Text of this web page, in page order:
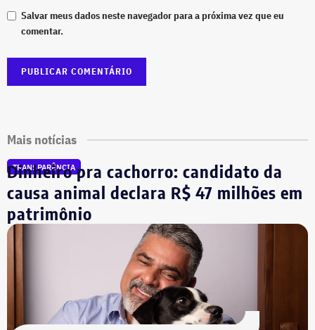
Salvar meus dados neste navegador para a próxima vez que eu
comentar.
Mais notícias
TRANSPARÊNCIA
Dinheiro pra cachorro: candidato da
causa animal declara R$ 47 milhões em
patrimônio